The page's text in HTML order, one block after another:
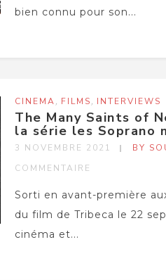
bien connu pour son...
CINEMA, FILMS, INTERVIEWS
The Many Saints of
la série les Soprano
3 NOVEMBRE 2021 BY
COMMENTAIRE
Sorti en avant-première
du film de Tribeca le 22
cinéma et...